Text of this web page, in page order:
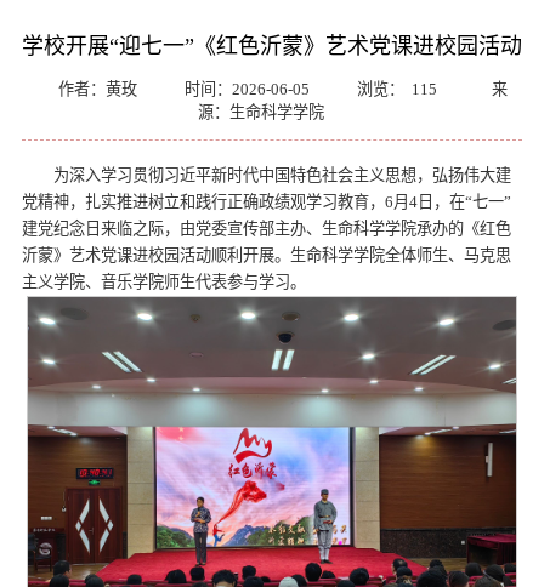
学校开展“迎七一”《红色沂蒙》艺术党课进校园活动
作者：黄玫 时间：2026-06-05 浏览： 115
来
源：生命科学学院
为深入学习贯彻习近平新时代中国特色社会主义思想，弘扬伟大建
党精神，扎实推进树立和践行正确政绩观学习教育，6月4日，在“七一”
建党纪念日来临之际，由党委宣传部主办、生命科学学院承办的《红色
沂蒙》艺术党课进校园活动顺利开展。生命科学学院全体师生、马克思
主义学院、音乐学院师生代表参与学习。